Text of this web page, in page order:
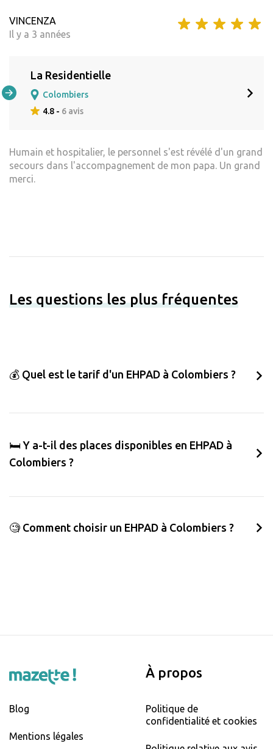
VINCENZA
Il y a 3 années
La Residentielle
Colombiers
4.8 - 6 avis
Humain et hospitalier, le personnel s'est révélé d'un grand
secours dans l'accompagnement de mon papa. Un grand
merci.
Les questions les plus fréquentes
💰 Quel est le tarif d'un EHPAD à Colombiers ?
🛏️ Y a-t-il des places disponibles en EHPAD à
Colombiers ?
🧐 Comment choisir un EHPAD à Colombiers ?
Blog
Mentions légales
À propos
Politique de
confidentialité et cookies